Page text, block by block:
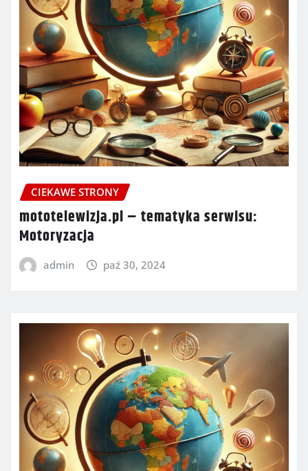
CIEKAWE STRONY
mototelewizja.pl – tematyka serwisu:
Motoryzacja
admin paź 30, 2024